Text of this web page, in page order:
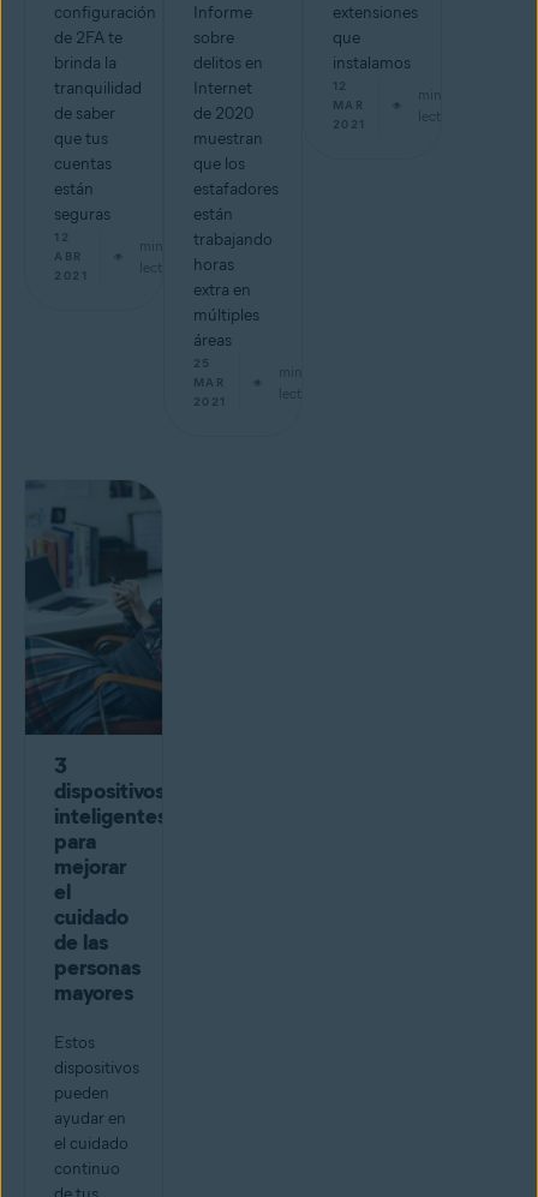
configuración
de 2FA te
brinda la
tranquilidad
de saber
que tus
cuentas
están
seguras
12
ABR
2021
min de
lectura
Informe
sobre
delitos en
Internet
de 2020
muestran
que los
estafadores
están
trabajando
horas
extra en
múltiples
áreas
25
MAR
2021
min de
lectura
extensiones
que
instalamos
12
MAR
2021
min de
lectura
3
dispositivos
inteligentes
para
mejorar
el
cuidado
de las
personas
mayores
Estos
dispositivos
pueden
ayudar en
el cuidado
continuo